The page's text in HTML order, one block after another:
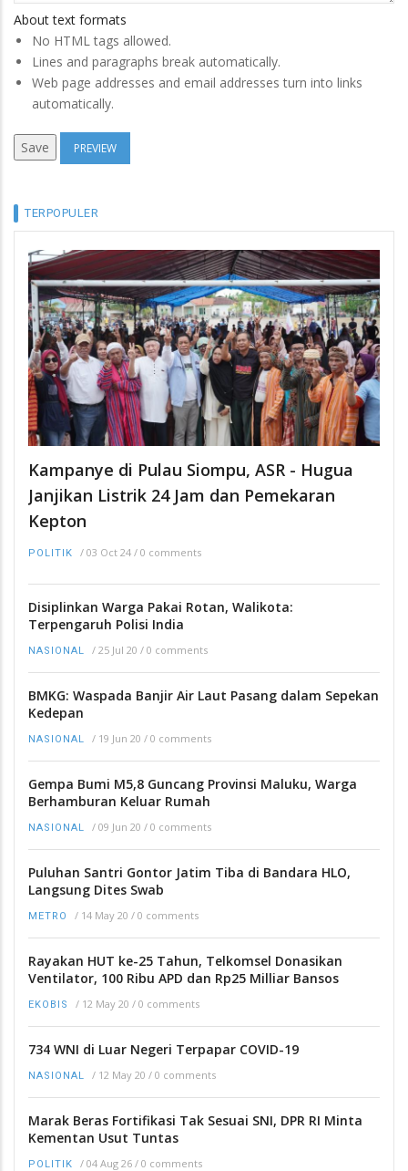
About text formats
No HTML tags allowed.
Lines and paragraphs break automatically.
Web page addresses and email addresses turn into links
automatically.
TERPOPULER
Kampanye di Pulau Siompu, ASR - Hugua
Janjikan Listrik 24 Jam dan Pemekaran
Kepton
POLITIK / 03 Oct 24 / 0 comments
Disiplinkan Warga Pakai Rotan, Walikota:
Terpengaruh Polisi India
NASIONAL / 25 Jul 20 / 0 comments
BMKG: Waspada Banjir Air Laut Pasang dalam Sepekan
Kedepan
NASIONAL / 19 Jun 20 / 0 comments
Gempa Bumi M5,8 Guncang Provinsi Maluku, Warga
Berhamburan Keluar Rumah
NASIONAL / 09 Jun 20 / 0 comments
Puluhan Santri Gontor Jatim Tiba di Bandara HLO,
Langsung Dites Swab
METRO / 14 May 20 / 0 comments
Rayakan HUT ke-25 Tahun, Telkomsel Donasikan
Ventilator, 100 Ribu APD dan Rp25 Milliar Bansos
EKOBIS / 12 May 20 / 0 comments
734 WNI di Luar Negeri Terpapar COVID-19
NASIONAL / 12 May 20 / 0 comments
Marak Beras Fortifikasi Tak Sesuai SNI, DPR RI Minta
Kementan Usut Tuntas
POLITIK / 04 Aug 26 / 0 comments